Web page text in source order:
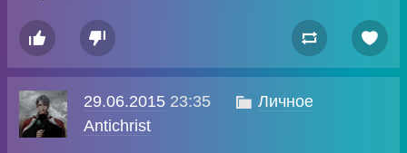
   
29.06.201523:35  Личное
Antichrist